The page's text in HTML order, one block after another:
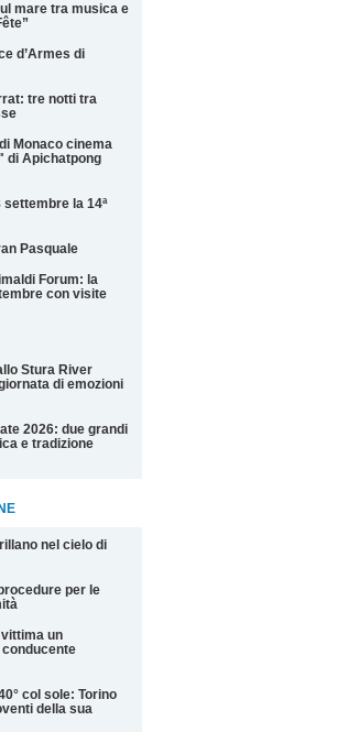
mare tra musica e
d’Armes di
tre notti tra
Monaco cinema
di Apichatpong
la 14ª
Pasquale
Forum: la
con visite
Stura River
di emozioni
2026: due grandi
e tradizione
nel cielo di
per le
un
col sole: Torino
della sua